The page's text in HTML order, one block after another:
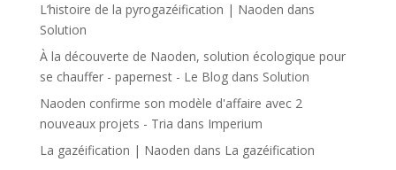
L’histoire de la pyrogazéification | Naoden dans
Solution
À la découverte de Naoden, solution écologique pour
se chauffer - papernest - Le Blogdans Solution
Naoden confirme son modèle d'affaire avec 2
nouveaux projets - Tria dans Imperium
La gazéification | Naoden dans La gazéification